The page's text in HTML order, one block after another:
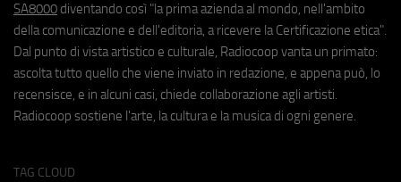
SA8000 diventando così "la prima azienda al mondo, nell'ambito
della comunicazione e dell'editoria, a ricevere la Certificazione etica".
Dal punto di vista artistico e culturale, Radiocoop vanta un primato:
ascolta tutto quello che viene inviato in redazione, e appena può, lo
recensisce, e in alcuni casi, chiede collaborazione agli artisti.
Radiocoop sostiene l'arte, la cultura e la musica di ogni genere.
TAG CLOUD